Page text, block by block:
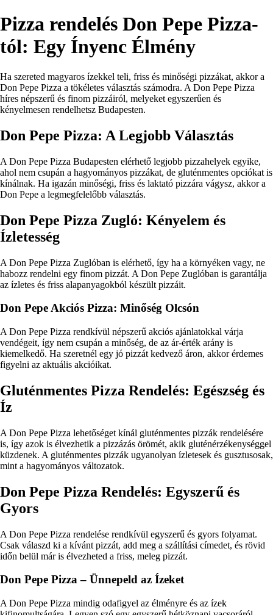
Pizza rendelés Don Pepe Pizza-
tól: Egy Ínyenc Élmény
Ha szereted magyaros ízekkel teli, friss és minőségi pizzákat, akkor a
Don Pepe Pizza a tökéletes választás számodra. A Don Pepe Pizza
híres népszerű és finom pizzáiról, melyeket egyszerűen és
kényelmesen rendelhetsz Budapesten.
Don Pepe Pizza: A Legjobb Választás
A Don Pepe Pizza Budapesten elérhető legjobb pizzahelyek egyike,
ahol nem csupán a hagyományos pizzákat, de gluténmentes opciókat is
kínálnak. Ha igazán minőségi, friss és laktató pizzára vágysz, akkor a
Don Pepe a legmegfelelőbb választás.
Don Pepe Pizza Zugló: Kényelem és
Ízletesség
A Don Pepe Pizza Zuglóban is elérhető, így ha a környéken vagy, ne
habozz rendelni egy finom pizzát. A Don Pepe Zuglóban is garantálja
az ízletes és friss alapanyagokból készült pizzáit.
Don Pepe Akciós Pizza: Minőség Olcsón
A Don Pepe Pizza rendkívül népszerű akciós ajánlatokkal várja
vendégeit, így nem csupán a minőség, de az ár-érték arány is
kiemelkedő. Ha szeretnél egy jó pizzát kedvező áron, akkor érdemes
figyelni az aktuális akcióikat.
Gluténmentes Pizza Rendelés: Egészség és
Íz
A Don Pepe Pizza lehetőséget kínál gluténmentes pizzák rendelésére
is, így azok is élvezhetik a pizzázás örömét, akik gluténérzékenységgel
küzdenek. A gluténmentes pizzák ugyanolyan ízletesek és gusztusosak,
mint a hagyományos változatok.
Don Pepe Pizza Rendelés: Egyszerű és
Gyors
A Don Pepe Pizza rendelése rendkívül egyszerű és gyors folyamat.
Csak válaszd ki a kívánt pizzát, add meg a szállítási címedet, és rövid
időn belül már is élvezheted a friss, meleg pizzát.
Don Pepe Pizza – Ünnepeld az Ízeket
A Don Pepe Pizza mindig odafigyel az élményre és az ízek